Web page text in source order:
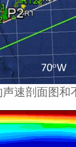
速剖面图和